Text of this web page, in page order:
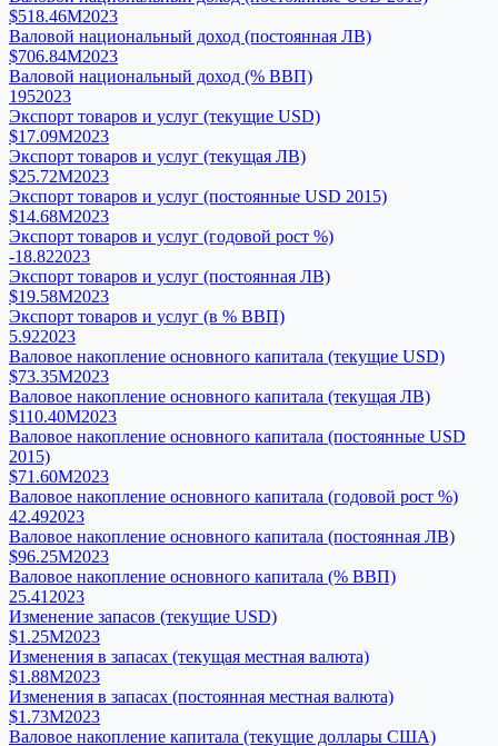
$518.46M2023
Валовой национальный доход (постоянная ЛВ)
$706.84M2023
Валовой национальный доход (% ВВП)
1952023
Экспорт товаров и услуг (текущие USD)
$17.09M2023
Экспорт товаров и услуг (текущая ЛВ)
$25.72M2023
Экспорт товаров и услуг (постоянные USD 2015)
$14.68M2023
Экспорт товаров и услуг (годовой рост %)
-18.822023
Экспорт товаров и услуг (постоянная ЛВ)
$19.58M2023
Экспорт товаров и услуг (в % ВВП)
5.922023
Валовое накопление основного капитала (текущие USD)
$73.35M2023
Валовое накопление основного капитала (текущая ЛВ)
$110.40M2023
Валовое накопление основного капитала (постоянные USD
2015)
$71.60M2023
Валовое накопление основного капитала (годовой рост %)
42.492023
Валовое накопление основного капитала (постоянная ЛВ)
$96.25M2023
Валовое накопление основного капитала (% ВВП)
25.41 2023
Изменение запасов (текущие USD)
$1.25M2023
Изменения в запасах (текущая местная валюта)
$1.88M2023
Изменения в запасах (постоянная местная валюта)
$1.73M2023
Валовое накопление капитала (текущие доллары США)